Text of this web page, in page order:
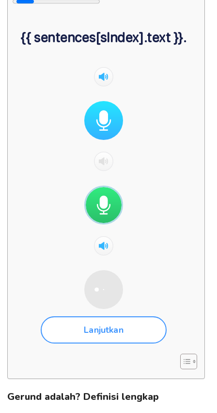
{{ sentences[sIndex].text }}.
Lanjutkan
Gerund adalah? Definisi lengkap